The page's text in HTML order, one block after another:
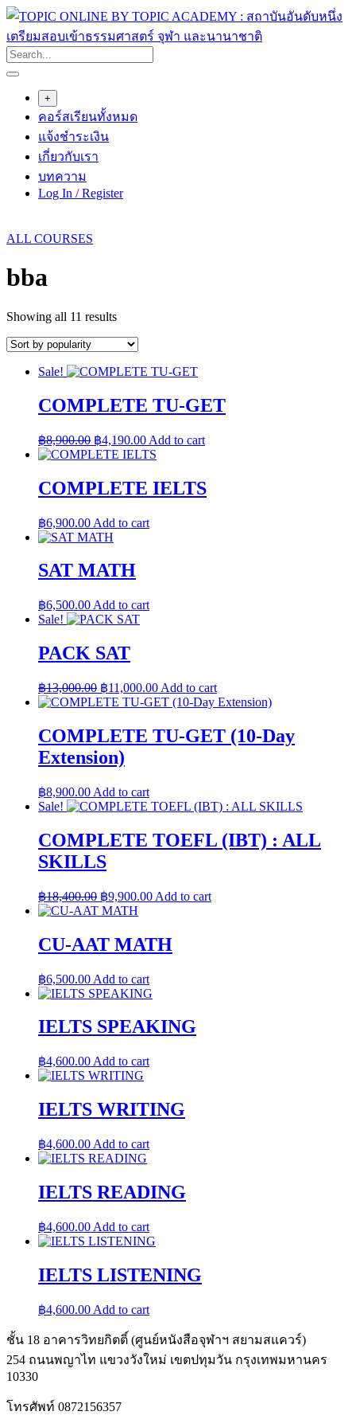
Skip
content
+
คอร์สเรียนทั้งหมด
แจ้งชำระเงิน
เกี่ยวกับเรา
บทความ
Log In / Register
ALL COURSES
bba
Showing all 11 resultsSorted
popularity
Sale!
COMPLETE TU-GET
฿8,900.00 Original
price
฿8,900.00.
฿4,190.00Current
price
฿4,190.00.
Add to cart
COMPLETE IELTS
฿6,900.00 Add to cart
SAT MATH
฿6,500.00 Add to cart
Sale!
PACK SAT
฿13,000.00 Original
price
฿13,000.00.
฿11,000.00Current
price
฿11,000.00.
Add to cart
COMPLETE TU-GET (10-Day
Extension)
฿8,900.00 Add to cart
Sale!
COMPLETE TOEFL (IBT) : ALL
SKILLS
฿18,400.00 Original
price
฿18,400.00.
฿9,900.00Current
฿9,900.00.
Add to cart
CU-AAT MATH
฿6,500.00 Add to cart
IELTS SPEAKING
฿4,600.00 Add to cart
IELTS WRITING
฿4,600.00 Add to cart
IELTS READING
฿4,600.00 Add to cart
IELTS LISTENING
฿4,600.00 Add to cart
ชั้น 18 อาคารวิทยกิตติ์ (ศูนย์หนังสือจุฬาฯ สยามสแควร์)
254 ถนนพญาไท แขวงวังใหม่ เขตปทุมวัน กรุงเทพมหานคร
10330
โทรศัพท์ 0872156357